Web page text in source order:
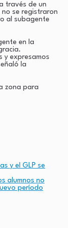
través de un
se registraron
al subagente
en la
y expresamos
la
zona para
y el GLP se
alumnos no
período